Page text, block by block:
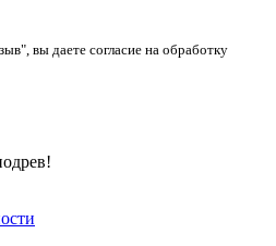
вы даете согласие на обработку